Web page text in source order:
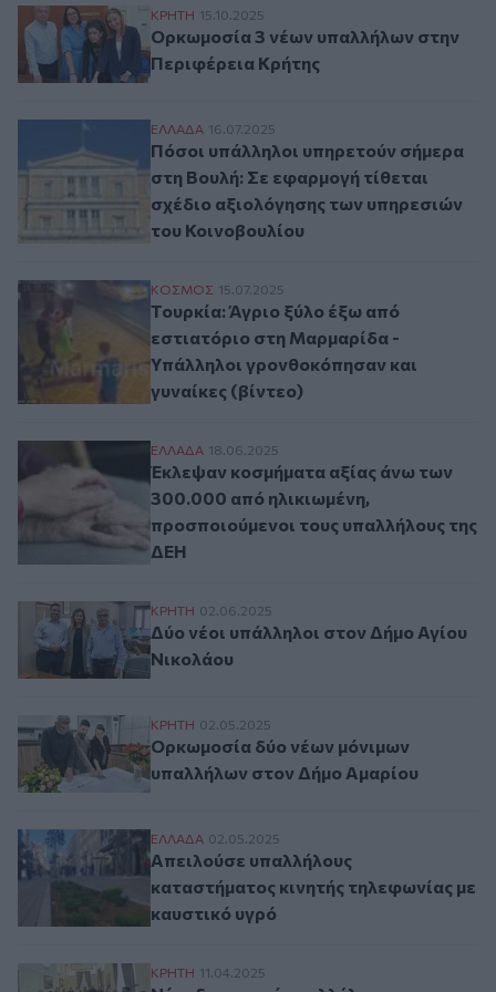
Ορκωμοσία 3 νέων υπαλλήλων στην
ΚΡΗΤΗ 15.10.2025
Ορκωμοσία 3 νέων υπαλλήλων στην
Περιφέρεια Κρήτης
Πόσοι υπάλληλοι υπηρετούν σήμερα στη
ΕΛΛAΔΑ 16.07.2025
Πόσοι υπάλληλοι υπηρετούν σήμερα
στη Βουλή: Σε εφαρμογή τίθεται
σχέδιο αξιολόγησης των υπηρεσιών
του Κοινοβουλίου
Τουρκία: Άγριο ξύλο έξω από
ΚΟΣΜΟΣ 15.07.2025
Τουρκία: Άγριο ξύλο έξω από
εστιατόριο στη Μαρμαρίδα -
Υπάλληλοι γρονθοκόπησαν και
γυναίκες (βίντεο)
Έκλεψαν κοσμήματα αξίας άνω των
ΕΛΛAΔΑ 18.06.2025
Έκλεψαν κοσμήματα αξίας άνω των
300.000 από ηλικιωμένη,
προσποιούμενοι τους υπαλλήλους της
ΔΕΗ
Δύο νέοι υπάλληλοι στον Δήμο Αγίου
ΚΡΗΤΗ 02.06.2025
Δύο νέοι υπάλληλοι στον Δήμο Αγίου
Νικολάου
Ορκωμοσία δύο νέων μόνιμων
ΚΡΗΤΗ 02.05.2025
Ορκωμοσία δύο νέων μόνιμων
υπαλλήλων στον Δήμο Αμαρίου
Aπειλούσε υπαλλήλους καταστήματος
ΕΛΛAΔΑ 02.05.2025
Aπειλούσε υπαλλήλους
καταστήματος κινητής τηλεφωνίας με
καυστικό υγρό
Νέοι διορισμοί υπαλλήλων στην
ΚΡΗΤΗ 11.04.2025